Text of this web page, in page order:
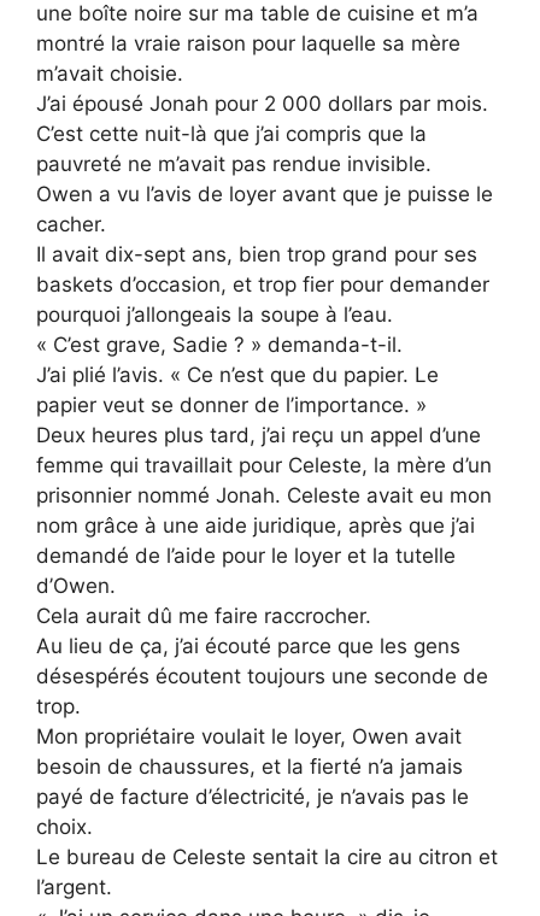
une boîte noire sur ma table de cuisine et m’a
montré la vraie raison pour laquelle sa mère
m’avait choisie.
J’ai épousé Jonah pour 2 000 dollars par mois.
C’est cette nuit-là que j’ai compris que la
pauvreté ne m’avait pas rendue invisible.
Owen a vu l’avis de loyer avant que je puisse le
cacher.
Il avait dix-sept ans, bien trop grand pour ses
baskets d’occasion, et trop fier pour demander
pourquoi j’allongeais la soupe à l’eau.
« C’est grave, Sadie ? » demanda-t-il.
J’ai plié l’avis. « Ce n’est que du papier. Le
papier veut se donner de l’importance. »
Deux heures plus tard, j’ai reçu un appel d’une
femme qui travaillait pour Celeste, la mère d’un
prisonnier nommé Jonah. Celeste avait eu mon
nom grâce à une aide juridique, après que j’ai
demandé de l’aide pour le loyer et la tutelle
d’Owen.
Cela aurait dû me faire raccrocher.
Au lieu de ça, j’ai écouté parce que les gens
désespérés écoutent toujours une seconde de
trop.
Mon propriétaire voulait le loyer, Owen avait
besoin de chaussures, et la fierté n’a jamais
payé de facture d’électricité, je n’avais pas le
choix.
Le bureau de Celeste sentait la cire au citron et
l’argent.